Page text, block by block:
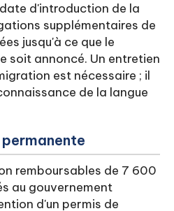
d'introduction de la
supplémentaires de
jusqu'à ce que le
soit annoncé. Un entretien
est nécessaire ; il
de la langue
remboursables de 7 600
au gouvernement
d'un permis de